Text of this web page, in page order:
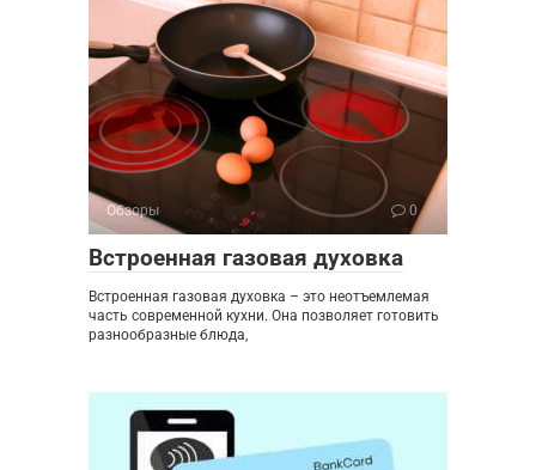
Обзоры 0
Встроенная газовая духовка
Встроенная газовая духовка – это неотъемлемая
часть современной кухни. Она позволяет готовить
разнообразные блюда,